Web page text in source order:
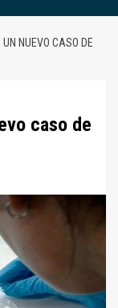
UN NUEVO CASO DE
caso de